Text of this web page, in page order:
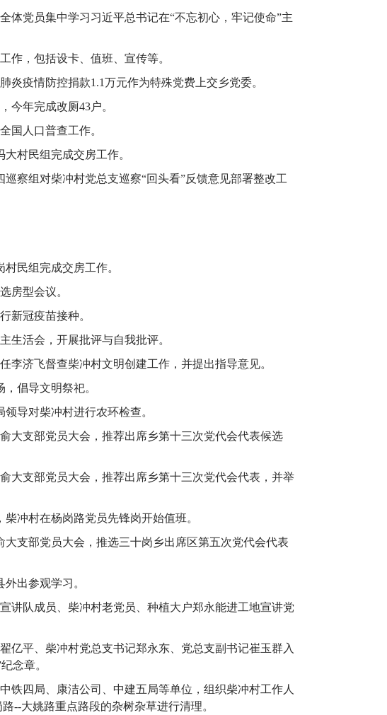
体党员集中学习习近平总书记在“不忘初心，牢记使命”主
作，包括设卡、值班、宣传等。
炎疫情防控捐款1.1万元作为特殊党费上交乡党委。
今年完成改厕43户。
国人口普查工作。
村民组完成交房工作。
巡察组对柴冲村党总支巡察“回头看”反馈意见部署整改工
民组完成交房工作。
房型会议。
新冠疫苗接种。
生活会，开展批评与自我批评。
李济飞督查柴冲村文明创建工作，并提出指导意见。
倡导文明祭祀。
导对柴冲村进行农环检查。
大支部党员大会，推荐出席乡第十三次党代会代表候选
大支部党员大会，推荐出席乡第十三次党代会代表，并举
柴冲村在杨岗路党员先锋岗开始值班。
大支部党员大会，推选三十岗乡出席区第五次党代会代表
出参观学习。
讲队成员、柴冲村老党员、种植大户郑永能进工地宣讲党
亿平、柴冲村党总支书记郑永东、党总支副书记崔玉群入
念章。
铁四局、康洁公司、中建五局等单位，组织柴冲村工作人
--大姚路重点路段的杂树杂草进行清理。